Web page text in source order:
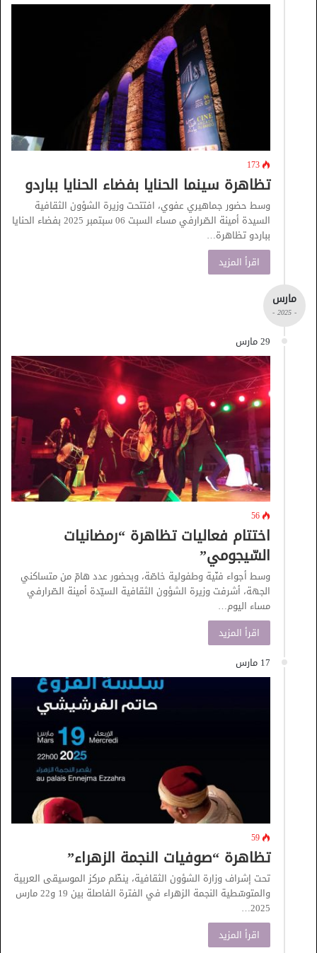
173
تظاهرة سينما الحنايا بفضاء الحنايا بباردو
وسط حضور جماهيري عفوي، افتتحت وزيرة الشؤون الثقافية
السيدة أمينة الصّرارفي مساء السبت 06 سبتمبر 2025 بفضاء الحنايا
بباردو تظاهرة…
اقرأ المزيد
مارس
- 2025 -
29 مارس
56
اختتام فعاليات تظاهرة “رمضانيات
السّيجومي”
وسط أجواء فنّية وطفولية خاصّة، وبحضور عدد هامّ من متساكني
الجهة، أشرفت وزيرة الشؤون الثقافية السيّدة أمينة الصّرارفي
مساء اليوم…
اقرأ المزيد
17 مارس
59
تظاهرة “صوفيات النجمة الزهراء”
تحت إشراف وزارة الشؤون الثقافية، ينظّم مركز الموسيقى العربية
والمتوسّطية النجمة الزهراء في الفترة الفاصلة بين 19 و22 مارس
2025…
اقرأ المزيد